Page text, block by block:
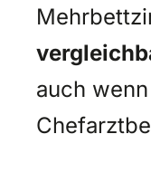
auch